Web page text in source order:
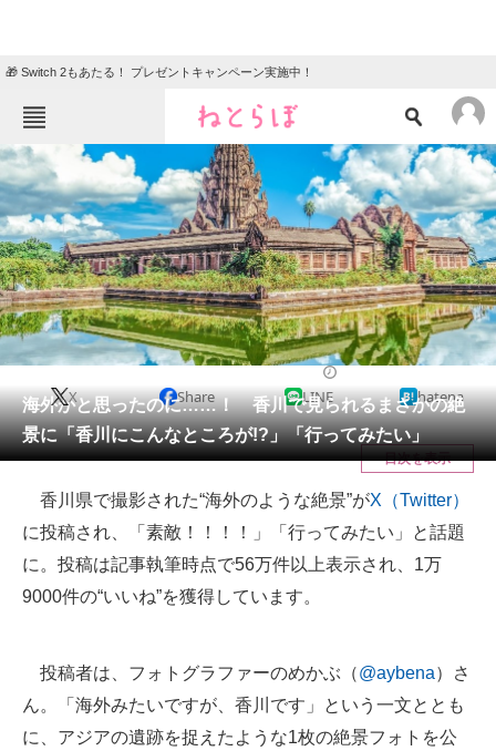
🎁 Switch 2もあたる！ プレゼントキャンペーン実施中！
ねとらぼメニュー
TOP ニュース
エンタメ クイズ
グルメ 地域
住まい 教育・育児
動物 リサーチ
会員記事
メディア
注目記事を集めた総合ページ
ITの今と未来を見通す
スマホと通信の最新トレンド
好きが集まる 比べて選べる
ビジネスと働き方のヒント
海外かと思ったのに……！ 香川で見られるまさかの絶
景に「香川にこんなところが!?」「行ってみたい」
X Share LINE hatena
目次を表示
香川県で撮影された“海外のような絶景”がX（Twitter）
に投稿され、「素敵！！！！」「行ってみたい」と話題
に。投稿は記事執筆時点で56万件以上表示され、1万
9000件の“いいね”を獲得しています。
投稿者は、フォトグラファーのめかぶ（@aybena）さ
ん。「海外みたいですが、香川です」という一文ととも
に、アジアの遺跡を捉えたような1枚の絶景フォトを公